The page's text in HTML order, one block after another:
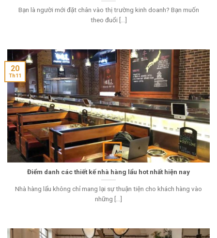
Bạn là người mới đặt chân vào thị trường kinh doanh? Bạn muốn
theo đuổi [...]
Điểm danh các thiết kế nhà hàng lẩu hot nhất hiện nay
Nhà hàng lẩu không chỉ mang lại sự thuận tiện cho khách hàng vào
những [...]
20
Th11